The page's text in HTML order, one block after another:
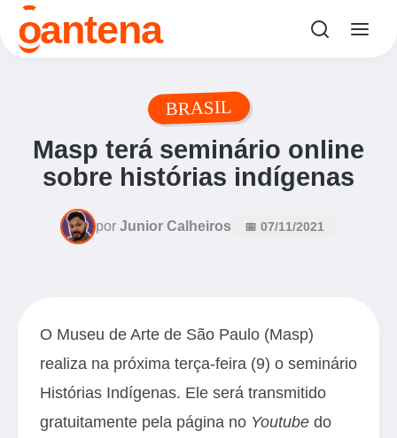
oantena
BRASIL
Masp terá seminário online
sobre histórias indígenas
por Junior Calheiros 📅 07/11/2021
O Museu de Arte de São Paulo (Masp)
realiza na próxima terça-feira (9) o seminário
Histórias Indígenas. Ele será transmitido
gratuitamente pela página no Youtube do